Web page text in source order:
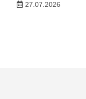
27.07.2026